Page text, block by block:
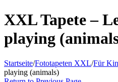
XXL Tapete –
playing
Startseite/Fototapeten XXL/Für
playing (animals)